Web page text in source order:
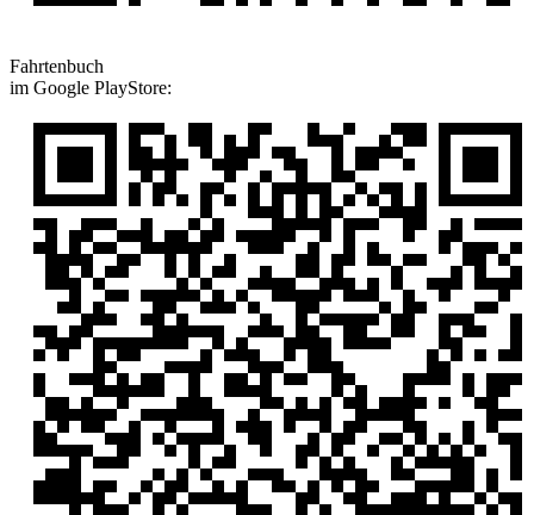
Fahrtenbuch
im Google PlayStore: